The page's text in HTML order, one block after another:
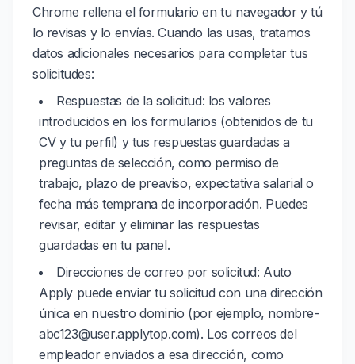
Chrome rellena el formulario en tu navegador y tú
lo revisas y lo envías. Cuando las usas, tratamos
datos adicionales necesarios para completar tus
solicitudes:
Respuestas de la solicitud: los valores
introducidos en los formularios (obtenidos de tu
CV y tu perfil) y tus respuestas guardadas a
preguntas de selección, como permiso de
trabajo, plazo de preaviso, expectativa salarial o
fecha más temprana de incorporación. Puedes
revisar, editar y eliminar las respuestas
guardadas en tu panel.
Direcciones de correo por solicitud: Auto
Apply puede enviar tu solicitud con una dirección
única en nuestro dominio (por ejemplo, nombre-
abc123@user.applytop.com). Los correos del
empleador enviados a esa dirección, como